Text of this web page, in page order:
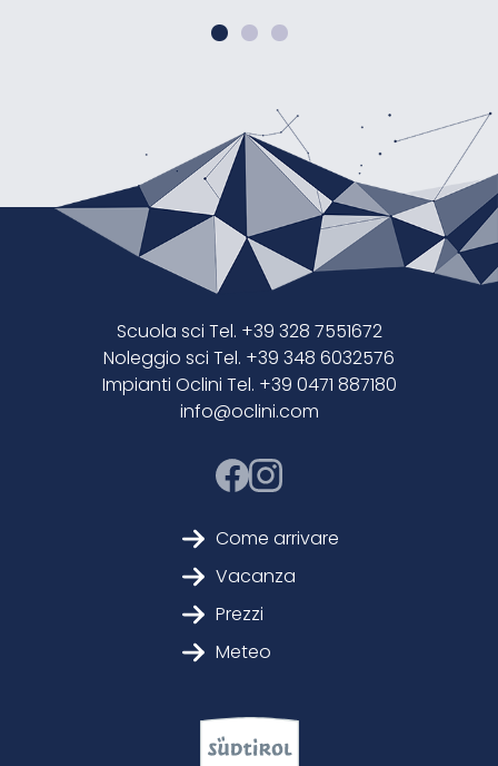
Scuola sci Tel. +39 328 7551672
Noleggio sci Tel. +39 348 6032576
Impianti Oclini Tel. +39 0471 887180
info@oclini.com
Come arrivare
Vacanza
Prezzi
Meteo